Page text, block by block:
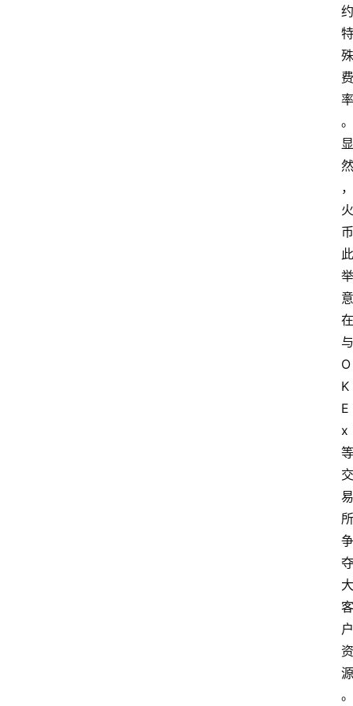
约
特
殊
费
率
。
显
然
，
火
币
此
举
意
在
与
O
K
E
x
等
交
易
所
争
夺
大
客
户
资
源
。